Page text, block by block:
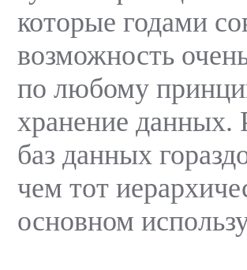
которые годами
возможность
по любому
хранение данных.
баз данных
чем тот
основном